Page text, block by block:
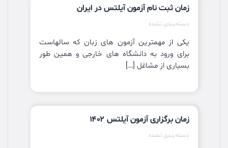
زمان ثبت نام آزمون آیلتس در ایران
دسته‌بندی نشده
یکی از مهمترین آزمون های زبان که سالهاست
برای ورود به دانشگاه های خارجی و همین طور
بسیاری از مشاغل […]
زمان برگزاری آزمون آیلتس ۱۴۰۲
دسته‌بندی نشده